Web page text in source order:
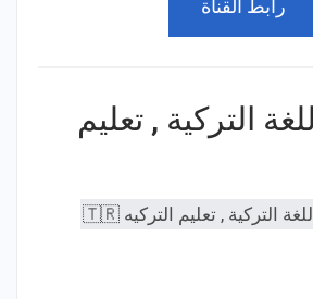
رابط القناة
التركية , تعليم